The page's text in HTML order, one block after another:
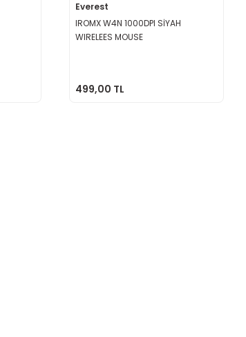
Everest
IROMX W4N 1000DPI SİYAH
WIRELEES MOUSE
499,00 TL